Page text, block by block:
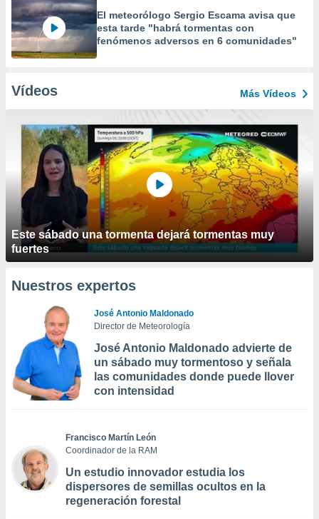
El meteorólogo Sergio Escama avisa que
esta tarde "habrá tormentas con
fenómenos adversos en 6 comunidades"
Vídeos Más Vídeos
Este sábado una tormenta dejará tormentas muy
fuertes
Nuestros expertos
José Antonio Maldonado
Director de Meteorología
José Antonio Maldonado advierte de
un sábado muy tormentoso y señala
las comunidades donde puede llover
con intensidad
Francisco Martín León
Coordinador de la RAM
Un estudio innovador estudia los
dispersores de semillas ocultos en la
regeneración forestal